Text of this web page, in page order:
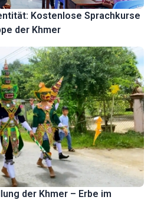
Kostenlose Sprachkurse
der Khmer
der Khmer – Erbe im